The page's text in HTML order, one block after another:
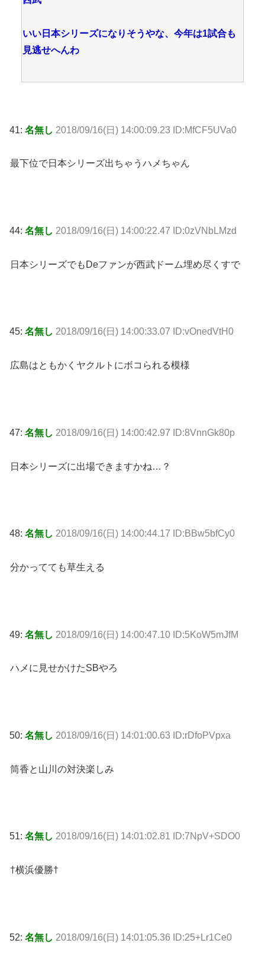
いい日本シリーズになりそうやな、今年は1試合も
見逃せへんわ
41: 名無し 2018/09/16(日) 14:00:09.23 ID:MfCF5UVa0
最下位で日本シリーズ出ちゃうハメちゃん
44: 名無し 2018/09/16(日) 14:00:22.47 ID:0zVNbLMzd
日本シリーズでもDeファンが西武ドーム埋め尽くすで
45: 名無し 2018/09/16(日) 14:00:33.07 ID:vOnedVtH0
広島はともかくヤクルトにボコられる模様
47: 名無し 2018/09/16(日) 14:00:42.97 ID:8VnnGk80p
日本シリーズに出場できますかね…？
48: 名無し 2018/09/16(日) 14:00:44.17 ID:BBw5bfCy0
分かってても草生える
49: 名無し 2018/09/16(日) 14:00:47.10 ID:5KoW5mJfM
ハメに見せかけたSBやろ
50: 名無し 2018/09/16(日) 14:01:00.63 ID:rDfoPVpxa
筒香と山川の対決楽しみ
51: 名無し 2018/09/16(日) 14:01:02.81 ID:7NpV+SDO0
†横浜優勝†
52: 名無し 2018/09/16(日) 14:01:05.36 ID:25+Lr1Ce0